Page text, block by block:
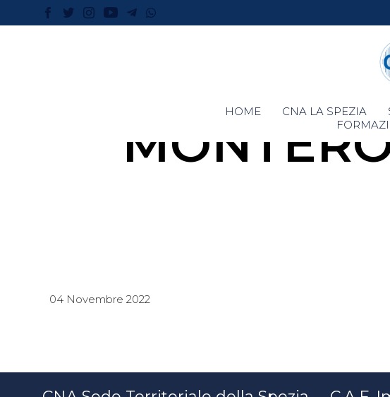
HOME CNA LA SPEZIA
04 Novembre 2022